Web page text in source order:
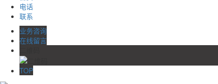
电话
联系
业务咨询
在线留言
TOP